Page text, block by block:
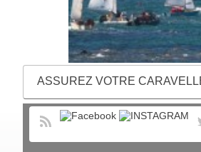
ASSUREZ VOTRE